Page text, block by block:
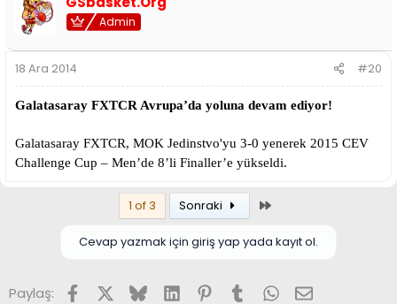
Admin
18 Ara 2014 #20
Galatasaray FXTCR Avrupa’da yoluna devam ediyor!
Galatasaray FXTCR, MOK Jedinstvo'yu 3-0 yenerek 2015 CEV
Challenge Cup – Men’de 8’li Finaller’e yükseldi.
1 of 3 Sonraki
Cevap yazmak için giriş yap yada kayıt ol.
Paylaş: FacebookX (Twitter)
BlueskyLinkedInPinterest
TumblrWhatsApp
E-posta